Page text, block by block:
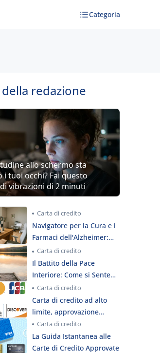
Categoria
redazione
allo schermo sta
i tuoi occhi? Fai questo
vibrazioni di 2 minuti
Carta di credito
Navigatore per la Cura e i
Farmaci dell'Alzheimer:
Una Guida di un Clinico
Esperto
Carta di credito
Il Battito della Pace
Interiore: Come si Sente
Davvero la Tua Mente
Oggi?
Carta di credito
Carta di credito ad alto
limite, approvazione
istantanea
Carta di credito
La Guida Istantanea alle
Carte di Credito Approvate